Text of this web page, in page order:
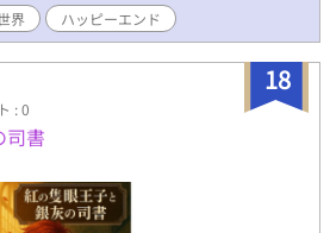
界 ハッピーエンド
18
: 0
司書